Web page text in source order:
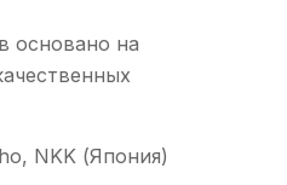
основано на
NKK (Япония)